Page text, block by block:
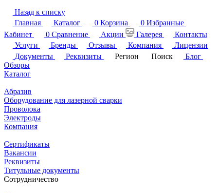
Назад к списку
Главная
Каталог 0 Корзина 0 Избранные
Кабинет
0 Сравнение Акции Галерея
Контакты
Услуги
Бренды Отзывы Компания
Лицензии
Документы
Реквизиты Регион Поиск
Блог
Обзоры
Каталог
Абразив
Оборудование для лазерной сварки
Проволока
Электроды
Компания
Сертификаты
Вакансии
Реквизиты
Титульные документы
Сотрудничество